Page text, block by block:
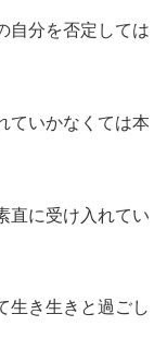
自分を否定しては
ていかなくては本
直に受け入れてい
生き生きと過ごし